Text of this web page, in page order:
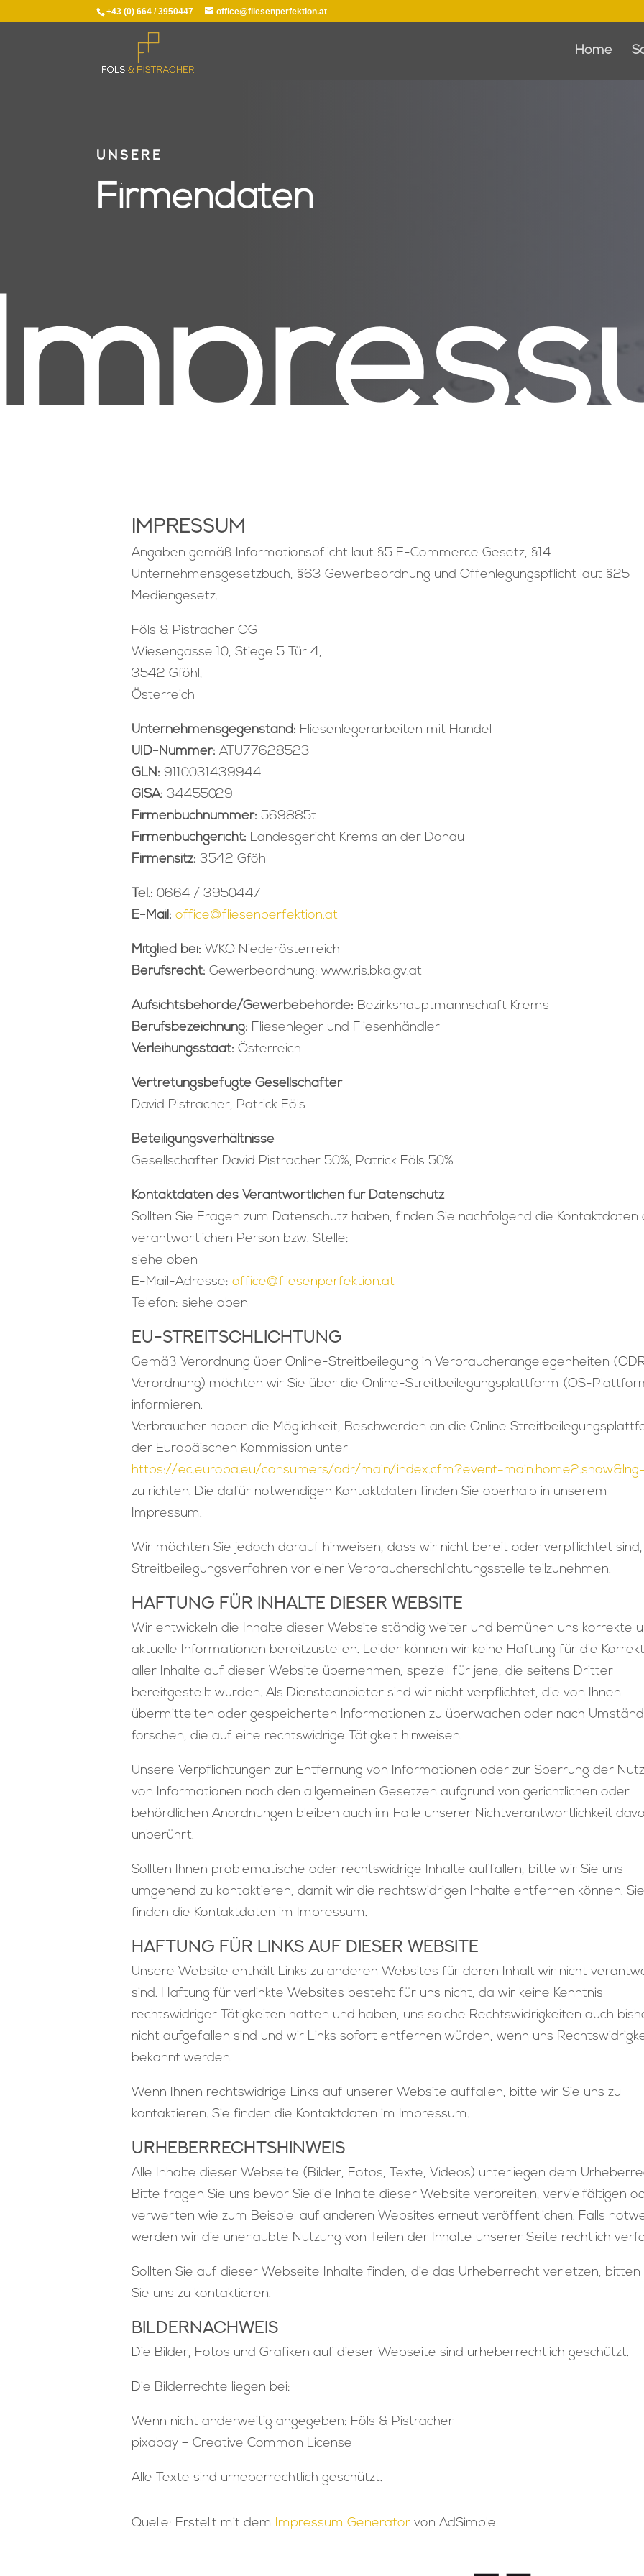
+43 (0) 664 / 3950447 office@fliesenperfektion.at
Home
UNSERE
Firmendaten
Impressum
Angaben gemäß Informationspflicht laut §5 E-Commerce Gesetz, §14
Unternehmensgesetzbuch, §63 Gewerbeordnung und Offenlegungspflicht laut §25
Mediengesetz.
Föls & Pistracher OG
Wiesengasse 10, Stiege 5 Tür 4,
3542 Gföhl,
Österreich
Unternehmensgegenstand: Fliesenlegerarbeiten mit Handel
UID-Nummer: ATU77628523
GLN: 9110031439944
GISA: 34455029
Firmenbuchnummer: 569885t
Firmenbuchgericht: Landesgericht Krems an der Donau
Firmensitz: 3542 Gföhl
Tel.: 0664 / 3950447
E-Mail: office@fliesenperfektion.at
Mitglied bei: WKO Niederösterreich
Berufsrecht: Gewerbeordnung: www.ris.bka.gv.at
Aufsichtsbehörde/Gewerbebehörde: Bezirkshauptmannschaft Krems
Berufsbezeichnung: Fliesenleger und Fliesenhändler
Verleihungsstaat: Österreich
Vertretungsbefugte Gesellschafter
David Pistracher, Patrick Föls
Beteiligungsverhältnisse
Gesellschafter David Pistracher 50%, Patrick Föls 50%
Kontaktdaten des Verantwortlichen für Datenschutz
Sollten Sie Fragen zum Datenschutz haben, finden Sie nachfolgend die Kontaktdaten
verantwortlichen Person bzw. Stelle:
siehe oben
E-Mail-Adresse: office@fliesenperfektion.at
Telefon: siehe oben
EU-Streitschlichtung
Gemäß Verordnung über Online-Streitbeilegung in Verbraucherangelegenheiten
Verordnung) möchten wir Sie über die Online-Streitbeilegungsplattform (OS-
informieren.
Verbraucher haben die Möglichkeit, Beschwerden an die Online
der Europäischen Kommission unter
https://ec.europa.eu/consumers/odr/main/
zu richten. Die dafür notwendigen Kontaktdaten finden Sie oberhalb in unserem
Impressum.
Wir möchten Sie jedoch darauf hinweisen, dass wir nicht bereit oder verpflichtet
Streitbeilegungsverfahren vor einer Verbraucherschlichtungsstelle teilzunehmen.
Haftung für Inhalte dieser Website
Wir entwickeln die Inhalte dieser Website ständig weiter und bemühen uns korrekte
aktuelle Informationen bereitzustellen. Leider können wir keine Haftung für die
aller Inhalte auf dieser Website übernehmen, speziell für jene, die seitens Dritter
bereitgestellt wurden. Als Diensteanbieter sind wir nicht verpflichtet, die von Ihnen
übermittelten oder gespeicherten Informationen zu überwachen oder nach
forschen, die auf eine rechtswidrige Tätigkeit hinweisen.
Unsere Verpflichtungen zur Entfernung von Informationen oder zur Sperrung der
von Informationen nach den allgemeinen Gesetzen aufgrund von gerichtlichen oder
behördlichen Anordnungen bleiben auch im Falle unserer Nichtverantwortlichkeit
unberührt.
Sollten Ihnen problematische oder rechtswidrige Inhalte auffallen, bitte wir Sie uns
umgehend zu kontaktieren, damit wir die rechtswidrigen Inhalte entfernen können. Sie
finden die Kontaktdaten im Impressum.
Haftung für Links auf dieser Website
Unsere Website enthält Links zu anderen Websites für deren Inhalt wir nicht
sind. Haftung für verlinkte Websites besteht für uns nicht, da wir keine Kenntnis
rechtswidriger Tätigkeiten hatten und haben, uns solche Rechtswidrigkeiten auch
nicht aufgefallen sind und wir Links sofort entfernen würden, wenn uns
bekannt werden.
Wenn Ihnen rechtswidrige Links auf unserer Website auffallen, bitte wir Sie uns zu
kontaktieren. Sie finden die Kontaktdaten im Impressum.
Urheberrechts­hinweis
Alle Inhalte dieser Webseite (Bilder, Fotos, Texte, Videos) unterliegen dem
Bitte fragen Sie uns bevor Sie die Inhalte dieser Website verbreiten, vervielfältigen
verwerten wie zum Beispiel auf anderen Websites erneut veröffentlichen. Falls
werden wir die unerlaubte Nutzung von Teilen der Inhalte unserer Seite rechtlich
Sollten Sie auf dieser Webseite Inhalte finden, die das Urheberrecht verletzen, bitten
Sie uns zu kontaktieren.
Bildernachweis
Die Bilder, Fotos und Grafiken auf dieser Webseite sind urheberrechtlich geschützt.
Die Bilderrechte liegen bei:
Wenn nicht anderweitig angegeben: Föls & Pistracher
pixabay – Creative Common License
Alle Texte sind urheberrechtlich geschützt.
Quelle: Erstellt mit dem Impressum Generatorvon AdSimple